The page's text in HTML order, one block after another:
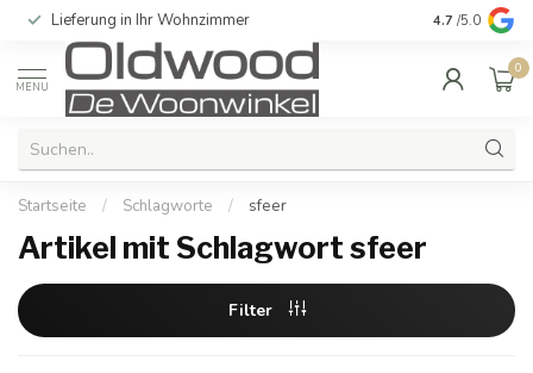
Lieferung in Ihr Wohnzimmer Qualität und
4.7 /5.0
MENU
0
Startseite / Schlagworte / sfeer
Artikel mit Schlagwort sfeer
Filter